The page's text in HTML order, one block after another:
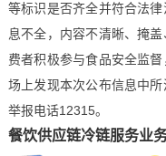
等标识是否齐全并符合法
息不全，内容不清晰、掩
费者积极参与食品安全监
场上发现本次公布信息中
举报电话12315。
餐饮供应链冷链服务业